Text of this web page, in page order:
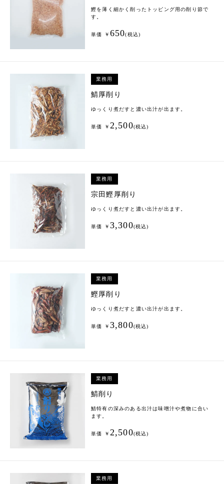
鰹を薄く細かく削ったトッピング用の削り節で
す。
単価 ￥ 650(税込)
業務用
鯖厚削り
ゆっくり煮だすと濃い出汁が出ます。
単価 ￥ 2,500(税込)
業務用
宗田鰹厚削り
ゆっくり煮だすと濃い出汁が出ます。
単価 ￥ 3,300(税込)
業務用
鰹厚削り
ゆっくり煮だすと濃い出汁が出ます。
単価 ￥ 3,800(税込)
業務用
鯖削り
鯖特有の深みのある出汁は味噌汁や煮物に合い
ます。
単価 ￥ 2,500(税込)
業務用